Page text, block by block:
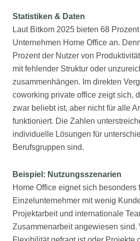
Statistiken & Daten
Laut Bitkom 2025 bieten 68
Unternehmen Home Office an.
Prozent der Nutzer von
mit fehlender Struktur oder
zusammenhängen. Im direkten
coworking private office zeigt sich,
zwar beliebt ist, aber nicht für alle
funktioniert. Die Zahlen
individuelle Lösungen für
Berufsgruppen sind.
Beispiel: Nutzungsszenarien
Home Office eignet sich besonders
Einzelunternehmer mit wenig
Projektarbeit und internationale
Zusammenarbeit angewiesen sind.